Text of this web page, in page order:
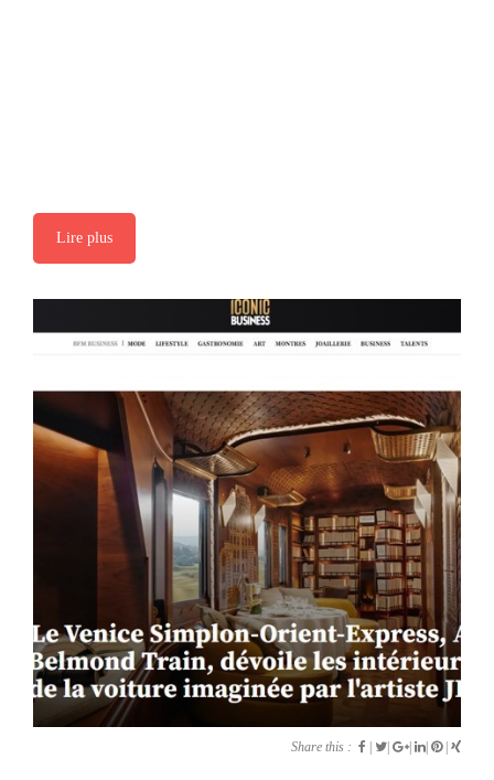
Lire plus
Share this : | | | | |